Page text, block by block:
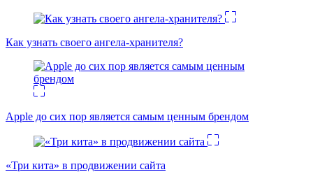
Как узнать своего ангела-хранителя?
Apple до сих пор является самым ценным брендом
«Три кита» в продвижении сайта